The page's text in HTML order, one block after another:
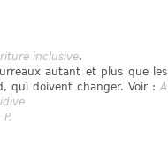
inclusive.
autant et plus que les
qui doivent changer. Voir :À